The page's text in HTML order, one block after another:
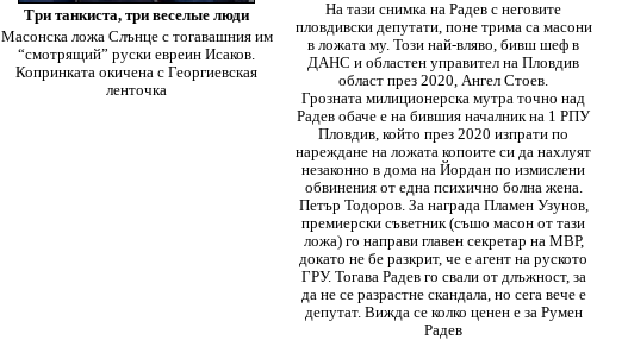
Три танкиста, три веселые люди
Масонска ложа Слънце с тогавашния им
“смотрящий” руски евреин Исаков.
Копринката окичена с Георгиевская
ленточка
На тази снимка на Радев с неговите
пловдивски депутати, поне трима са масони
в ложата му. Този най-вляво, бивш шеф в
ДАНС и областен управител на Пловдив
област през 2020, Ангел Стоев.
Грозната милиционерска мутра точно над
Радев обаче е на бившия началник на 1 РПУ
Пловдив, който през 2020 изпрати по
нареждане на ложата копоите си да нахлуят
незаконно в дома на Йордан по измислени
обвинения от една психично болна жена.
Петър Тодоров. За награда Пламен Узунов,
премиерски съветник (съшо масон от тази
ложа) го направи главен секретар на МВР,
докато не бе разкрит, че е агент на руското
ГРУ. Тогава Радев го свали от длъжност, за
да не се разрастне скандала, но сега вече е
депутат. Вижда се колко ценен е за Румен
Радев